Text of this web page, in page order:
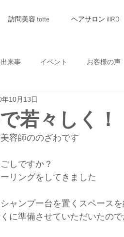
訪問美容 totte ヘアサロン iIIRO
来事 イベント お客様の声
若々しく！
年10月13日
容師ののざわです
しですか？
リングをしてきました
ャンプー台を置くスペース
に準備させていただいたの